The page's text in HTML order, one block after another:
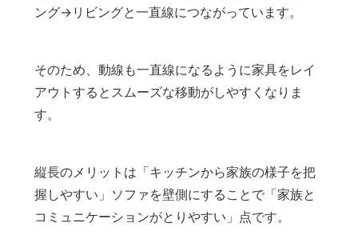
ング→リビングと一直線につながっています。
そのため、動線も一直線になるように家具をレイ
アウトするとスムーズな移動がしやすくなりま
す。
縦長のメリットは「キッチンから家族の様子を把
握しやすい」ソファを壁側にすることで「家族と
コミュニケーションがとりやすい」点です。